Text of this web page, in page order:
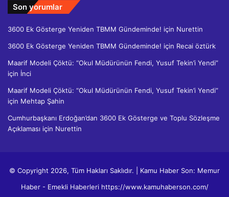
Son yorumlar
3600 Ek Gösterge Yeniden TBMM Gündeminde! için Nurettin
3600 Ek Gösterge Yeniden TBMM Gündeminde! için Recai öztürk
Maarif Modeli Çöktü: “Okul Müdürünün Fendi, Yusuf Tekin’i Yendi”
için İnci
Maarif Modeli Çöktü: “Okul Müdürünün Fendi, Yusuf Tekin’i Yendi”
için Mehtap Şahin
Cumhurbaşkanı Erdoğan’dan 3600 Ek Gösterge ve Toplu Sözleşme
Açıklaması için Nurettin
© Copyright 2026, Tüm Hakları Saklıdır. | Kamu Haber Son: Memur
Haber - Emekli Haberleri https://www.kamuhaberson.com/